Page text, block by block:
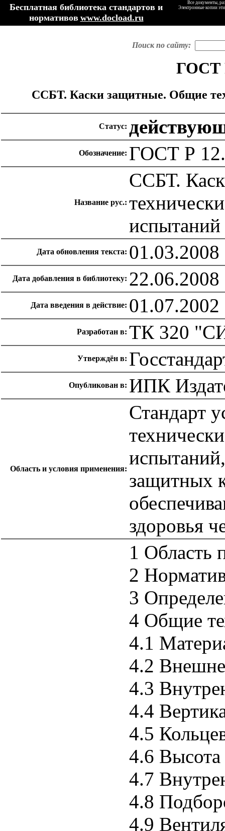
Бесплатная библиотека стандартов и
нормативов www.docload.ru
Все документы,
Электронные копии
Поиск по сайту:
ГОСТ
ССБТ. Каски защитные. Общие
Статус:
Обозначение: ГОСТ Р
Название рус.:
ССБТ.
испытаний
Дата обновления текста: 01.03.2008
Дата добавления в библиотеку: 22.06.2008
Дата введения в действие: 01.07.2002
Разработан в: ТК 320
Утверждён в:
Опубликован в: ИПК
Область и условия применения:
Стандарт
защитных
здоровья
1 Область
2
3
4 Общие
4.1
4.2
4.3
4.4
4.5
4.6
4.7
4.8
4.9